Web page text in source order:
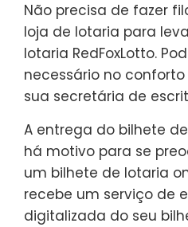
Não precisa de fazer
loja de lotaria para
lotaria RedFoxLotto.
necessário no
sua secretária de
A entrega do bilhete
há motivo para se
um bilhete de lotaria
recebe um serviço de
digitalizada do seu